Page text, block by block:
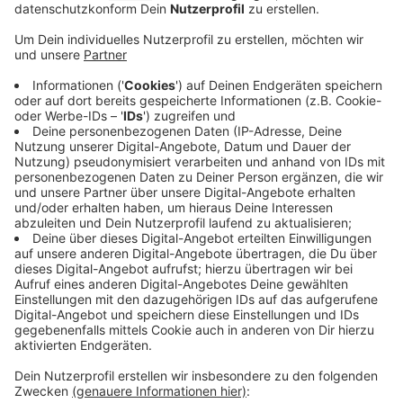
Anzeige
Ein Feuerwehreinsatz legt seit dem frühen Morgen
den Zugverkehr in Geldern lahm. Offenbar war ein
Lager auf dem Geländer der Berufsschule in Brand
geraten. Die Ursache ist noch unklar. Weil hier Gas
gelagert war, wurde weiträumig abgesperrt. Neben
dem Bahnhof waren laut Stadt auch zwei Kitas und
das Berufskolleg betroffen. Pendler im RE10 müssen
zwischen Kevelaer und Nieukerk auf Busse umsteigen.
Auch zwischen Düsseldorf und Kleve fahren acht
Ersatzbusse. Auf zuginfo.nrwgeht die Bahn davon aus,
dass es durch die Sperrung noch bis in den Abend zu
Verspätungen kommt.
Anzeige